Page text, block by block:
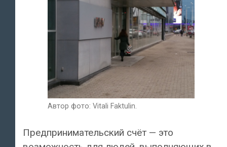
Автор фото: Vitali Faktulin.
Предпринимательский счёт — это